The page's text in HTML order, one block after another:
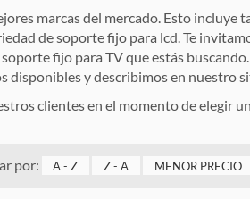
marcas del mercado. Esto incluye
de soporte fijo para lcd. Te
fijo para TV que estás
disponibles y describimos en nuestro
clientes en el momento de elegir
por: A - Z Z - A MENOR PRECIO